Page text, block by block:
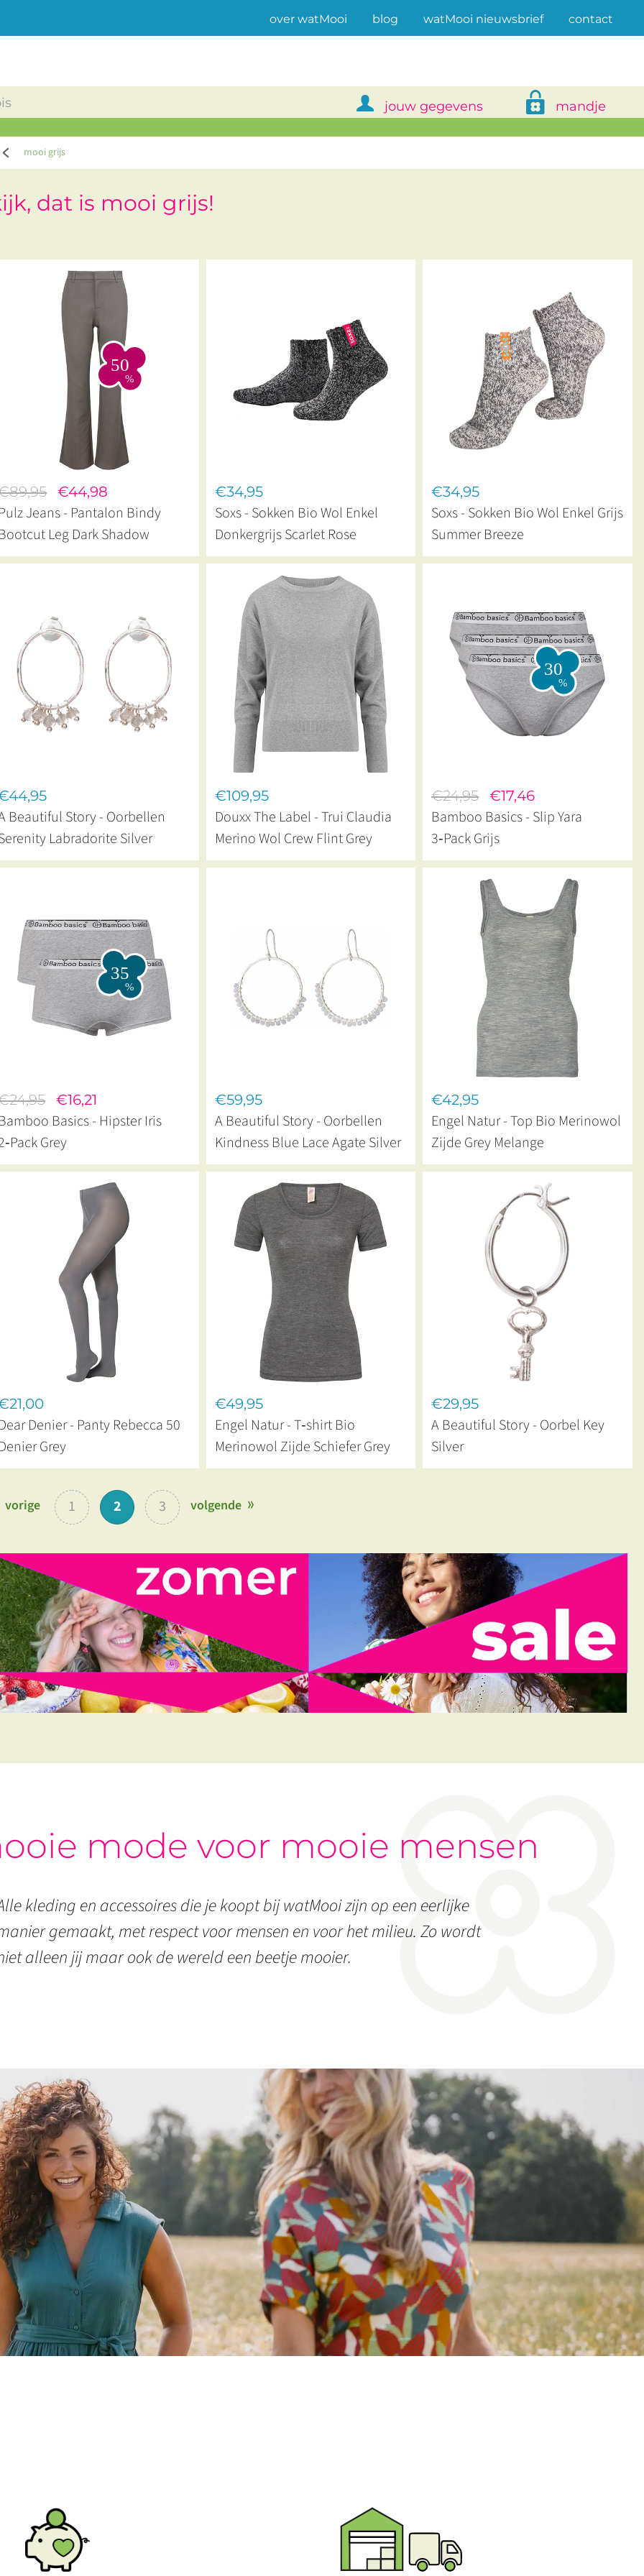
over watMooi(current)
blog watMooi nieuwsbrief contact
jouw gegevens mandje
mooi grijs
dat is mooi grijs!
€44,98
Jeans - Pantalon Bindy
Leg Dark Shadow
€34,95
Soxs - Sokken Bio Wol Enkel
Donkergrijs Scarlet Rose
€34,95
Soxs - Sokken Bio Wol Enkel Grijs
Summer Breeze
Beautiful Story - Oorbellen
Labradorite Silver
€109,95
Douxx The Label - Trui Claudia
Merino Wol Crew Flint Grey
€24,95 €17,46
Bamboo Basics - Slip Yara
3‑Pack Grijs
€16,21
Basics - Hipster Iris
Grey
€59,95
A Beautiful Story - Oorbellen
Kindness Blue Lace Agate Silver
€42,95
Engel Natur - Top Bio Merinowol
Zijde Grey Melange
Denier - Panty Rebecca 50
Denier Grey
€49,95
Engel Natur - T‑shirt Bio
Merinowol Zijde Schiefer Grey
€29,95
A Beautiful Story - Oorbel Key
Silver
vorige 1 2 3 volgende
mode voor mooie mensen
kleding en accessoires die je koopt bij watMooi zijn op een eerlijke
gemaakt, met respect voor mensen en voor het milieu. Zo wordt
alleen jij maar ook de wereld een beetje mooier.